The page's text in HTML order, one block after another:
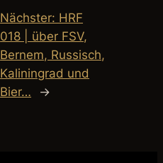
Nächster: HRF
018 | über FSV,
Bernem, Russisch,
Kaliningrad und
Bier…
→